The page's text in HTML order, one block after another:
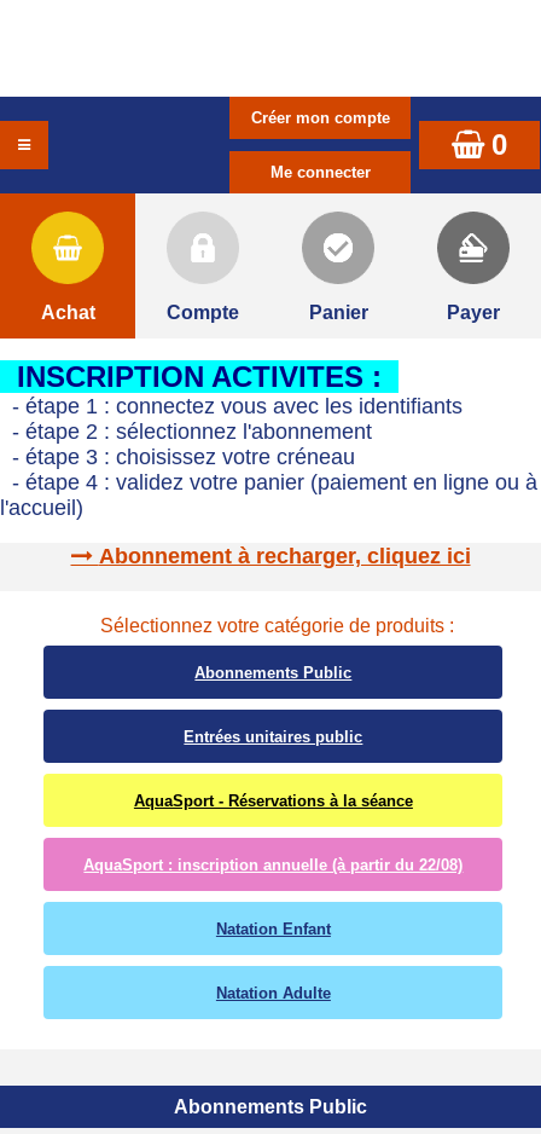
0
Achat Compte Panier Payer
INSCRIPTION ACTIVITES :
- étape 1 : connectez vous avec les identifiants
- étape 2 : sélectionnez l'abonnement
- étape 3 : choisissez votre créneau
- étape 4 : validez votre panier (paiement en ligne ou à
l'accueil)
Abonnement à recharger, cliquez ici
Sélectionnez votre catégorie de produits :
Abonnements Public
Entrées unitaires public
AquaSport - Réservations à la séance
AquaSport : inscription annuelle (à partir du 22/08)
Natation Enfant
Natation Adulte
Abonnements Public